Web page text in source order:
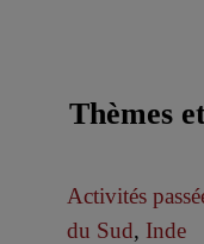
Thèmes
Activités
du Sud, Inde